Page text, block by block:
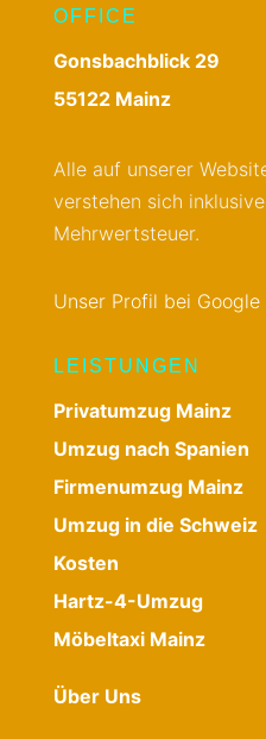
OFFICE
Gonsbachblick 29
55122 Mainz
Alle auf unserer
verstehen sich
Mehrwertsteuer.
Unser Profil bei Google
LEISTUNGEN
Privatumzug Mainz
Umzug nach Spanien
Firmenumzug Mainz
Umzug in die Schweiz
Kosten
Hartz-4-Umzug
Möbeltaxi Mainz
Über Uns